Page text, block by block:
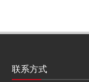
联系方式